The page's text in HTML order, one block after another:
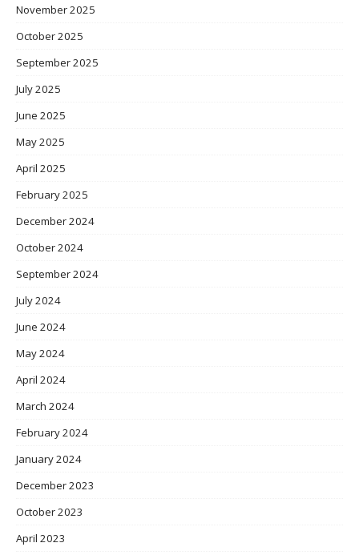
November 2025
October 2025
September 2025
July 2025
June 2025
May 2025
April 2025
February 2025
December 2024
October 2024
September 2024
July 2024
June 2024
May 2024
April 2024
March 2024
February 2024
January 2024
December 2023
October 2023
April 2023